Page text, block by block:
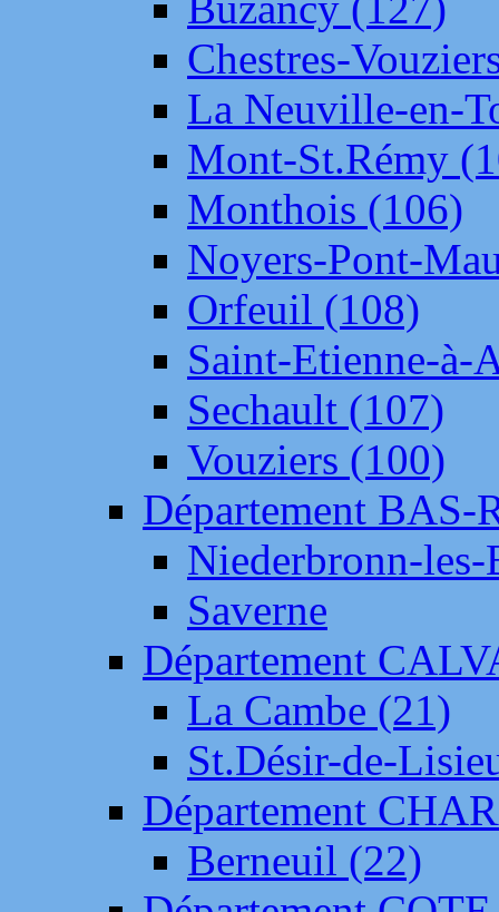
Chestres-
La Neuville-en-
Mont-St.Rémy
Monthois (106)
Noyers-Pont-
Orfeuil (108)
Saint-Etienne-à-
Sechault (107)
Vouziers (100)
Département BAS-
Niederbronn-
Saverne
Département
La Cambe (21)
St.Désir-de-
Département
Berneuil (22)